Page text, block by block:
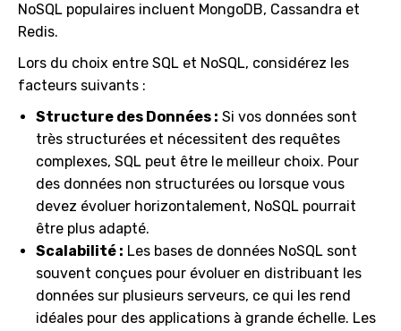
NoSQL populaires incluent MongoDB, Cassandra et
Redis.
Lors du choix entre SQL et NoSQL, considérez les
facteurs suivants :
Structure des Données : Si vos données sont
très structurées et nécessitent des requêtes
complexes, SQL peut être le meilleur choix. Pour
des données non structurées ou lorsque vous
devez évoluer horizontalement, NoSQL pourrait
être plus adapté.
Scalabilité : Les bases de données NoSQL sont
souvent conçues pour évoluer en distribuant les
données sur plusieurs serveurs, ce qui les rend
idéales pour des applications à grande échelle. Les